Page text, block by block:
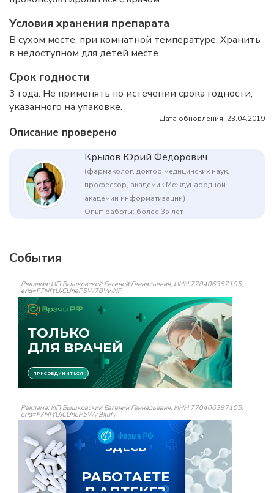
Условия хранения препарата
В сухом месте, при комнатной температуре. Хранить
в недоступном для детей месте.
Срок годности
3 года. Не применять по истечении срока годности,
указанного на упаковке.
Дата обновления: 23.04.2019
Описание проверено
Крылов Юрий Федорович
(фармаколог, доктор медицинских наук,
профессор, академик Международной
академии информатизации)
Опыт работы: более 35 лет
События
Реклама: ИП Вышковский Евгений Геннадьевич, ИНН 770406387105,
erid=F7NfYUJCUneP5W78VwNF
Реклама: ИП Вышковский Евгений Геннадьевич, ИНН 770406387105,
erid=F7NfYUJCUneP5W79xufv